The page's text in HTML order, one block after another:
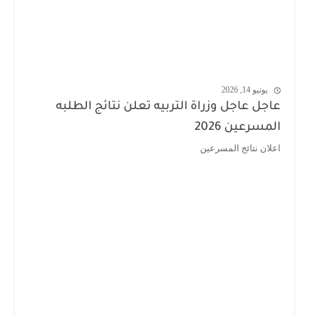
يونيو 14, 2026
عاجل عاجل وزراة التربيه تعلن نتائج الطلبه
المسرعين 2026
اعلان نتائج المسرعين